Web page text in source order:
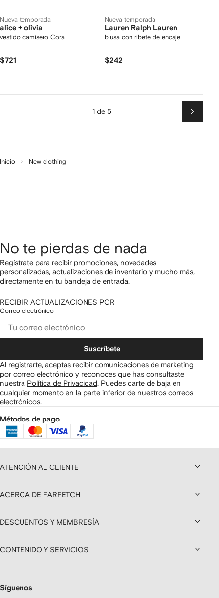
Nueva temporada
alice + olivia
vestido camisero Cora
$721
Nueva temporada
Lauren Ralph Lauren
blusa con ribete de encaje
$242
1 de 5
Inicio New clothing
No te pierdas de nada
Regístrate para recibir promociones, novedades
personalizadas, actualizaciones de inventario y mucho más,
directamente en tu bandeja de entrada.
RECIBIR ACTUALIZACIONES POR
Correo electrónico
Suscríbete
Al registrarte, aceptas recibir comunicaciones de marketing
por correo electrónico y reconoces que has consultaste
nuestra Política de Privacidad Puedes darte de baja en
cualquier momento en la parte inferior de nuestros correos
electrónicos.
Métodos de pago
ATENCIÓN AL CLIENTE
ACERCA DE FARFETCH
DESCUENTOS Y MEMBRESÍA
CONTENIDO Y SERVICIOS
Síguenos